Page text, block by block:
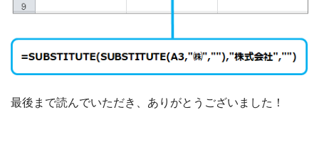
最後まで読んでいただき、ありがとうございました！